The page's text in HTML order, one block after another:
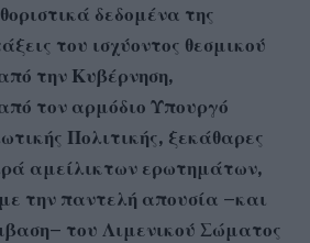
δεδομένα της
του ισχύοντος θεσμικού
την Κυβέρνηση,
τον αρμόδιο Υπουργό
Πολιτικής, ξεκάθαρες
αμείλικτων ερωτημάτων,
την παντελή απουσία –και
του Λιμενικού Σώματος